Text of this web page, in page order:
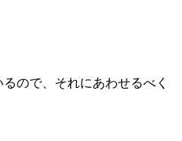
ので、それにあわせるべく